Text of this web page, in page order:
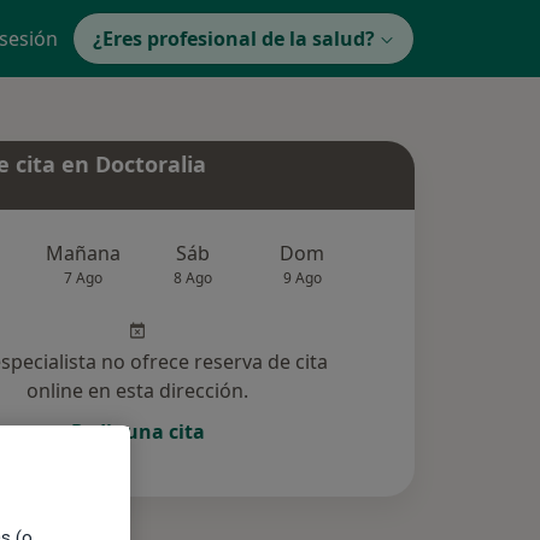
¿Eres profesional de la salud?
cita en Doctoralia
Mañana
7 Ago
Sáb
8 Ago
Dom
9 Ago
no ofrece reserva de cita
online en esta dirección.
Pedir una cita